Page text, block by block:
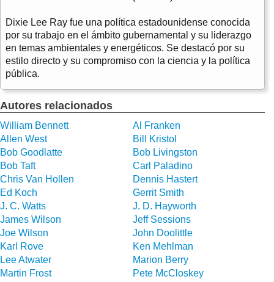
Dixie Lee Ray fue una política estadounidense conocida
por su trabajo en el ámbito gubernamental y su liderazgo
en temas ambientales y energéticos. Se destacó por su
estilo directo y su compromiso con la ciencia y la política
pública.
Autores relacionados
William Bennett
Al Franken
Allen West
Bill Kristol
Bob Goodlatte
Bob Livingston
Bob Taft
Carl Paladino
Chris Van Hollen
Dennis Hastert
Ed Koch
Gerrit Smith
J. C. Watts
J. D. Hayworth
James Wilson
Jeff Sessions
Joe Wilson
John Doolittle
Karl Rove
Ken Mehlman
Lee Atwater
Marion Berry
Martin Frost
Pete McCloskey